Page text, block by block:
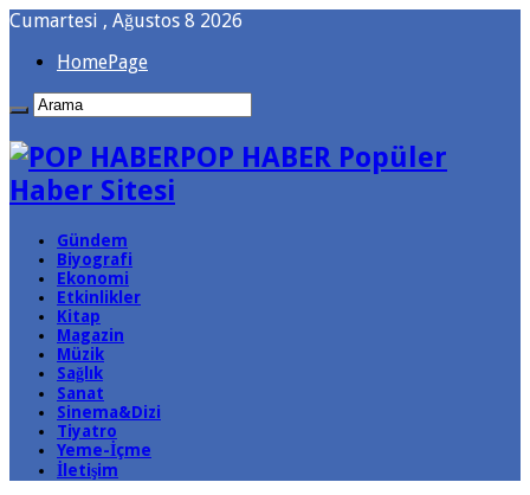
Cumartesi , Ağustos 8 2026
HomePage
POP HABER Popüler
Haber Sitesi
Gündem
Biyografi
Ekonomi
Etkinlikler
Kitap
Magazin
Müzik
Sağlık
Sanat
Sinema&Dizi
Tiyatro
Yeme-İçme
İletişim